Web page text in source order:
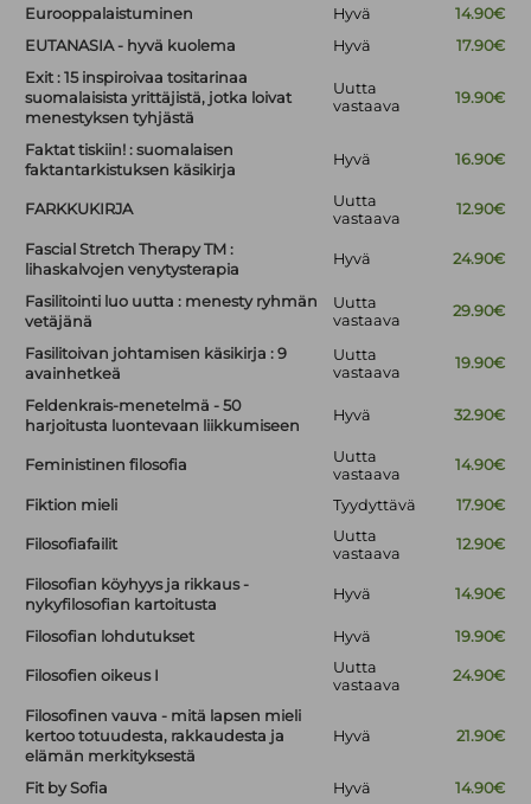
Eurooppalaistuminen Hyvä
14.90€
EUTANASIA - hyvä kuolema
Hyvä
17.90€
Exit : 15 inspiroivaa tositarinaa
suomalaisista yrittäjistä, jotka loivat
menestyksen tyhjästä
Uutta
vastaava
19.90€
Faktat tiskiin! : suomalaisen
faktantarkistuksen käsikirja
Hyvä 16.90€
FARKKUKIRJA
Uutta
vastaava
12.90€
Fascial Stretch Therapy TM :
lihaskalvojen venytysterapia
Hyvä 24.90€
Fasilitointi luo uutta : menesty ryhmän
vetäjänä
Uutta
vastaava
29.90€
Fasilitoivan johtamisen käsikirja : 9
avainhetkeä
Uutta
vastaava
19.90€
Feldenkrais-menetelmä - 50
harjoitusta luontevaan liikkumiseen
Hyvä 32.90€
Feministinen filosofia
Uutta
vastaava
14.90€
Fiktion mieli Tyydyttävä 17.90€
Filosofiafailit
Uutta
vastaava
12.90€
Filosofian köyhyys ja rikkaus -
nykyfilosofian kartoitusta
Hyvä 14.90€
Filosofian lohdutukset Hyvä 19.90€
Filosofien oikeus I
Uutta
vastaava
24.90€
Filosofinen vauva - mitä lapsen mieli
kertoo totuudesta, rakkaudesta ja
elämän merkityksestä
Hyvä 21.90€
Fit by Sofia Hyvä
14.90€